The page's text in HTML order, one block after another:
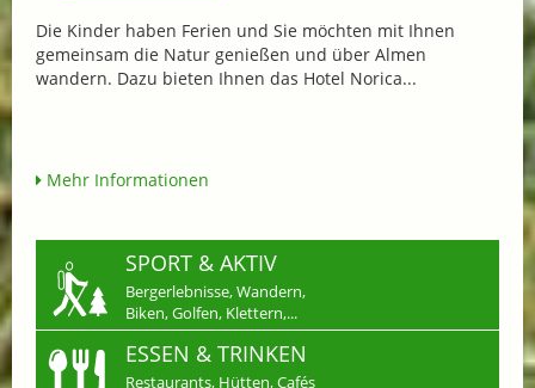
Die Kinder haben Ferien und Sie möchten mit Ihnen
gemeinsam die Natur genießen und über Almen
wandern. Dazu bieten Ihnen das Hotel Norica...
Mehr Informationen
SPORT & AKTIV
Bergerlebnisse, Wandern,
Biken, Golfen, Klettern,...
ESSEN & TRINKEN
Restaurants, Hütten, Cafés